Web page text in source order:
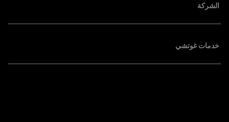
الشركة
خدمات غوتشي